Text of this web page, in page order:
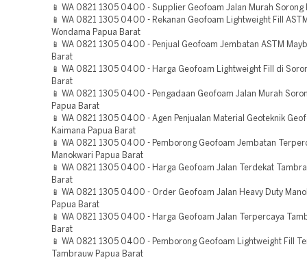
📱 WA 0821 1305 0400 - Supplier Geofoam Jalan Murah Sorong
📱 WA 0821 1305 0400 - Rekanan Geofoam Lightweight Fill
Wondama Papua Barat
📱 WA 0821 1305 0400 - Penjual Geofoam Jembatan ASTM
Barat
📱 WA 0821 1305 0400 - Harga Geofoam Lightweight Fill di
Barat
📱 WA 0821 1305 0400 - Pengadaan Geofoam Jalan Murah
Papua Barat
📱 WA 0821 1305 0400 - Agen Penjualan Material Geoteknik
Kaimana Papua Barat
📱 WA 0821 1305 0400 - Pemborong Geofoam Jembatan
Manokwari Papua Barat
📱 WA 0821 1305 0400 - Harga Geofoam Jalan Terdekat
Barat
📱 WA 0821 1305 0400 - Order Geofoam Jalan Heavy Duty
Papua Barat
📱 WA 0821 1305 0400 - Harga Geofoam Jalan Terpercaya
Barat
📱 WA 0821 1305 0400 - Pemborong Geofoam Lightweight Fill
Tambrauw Papua Barat